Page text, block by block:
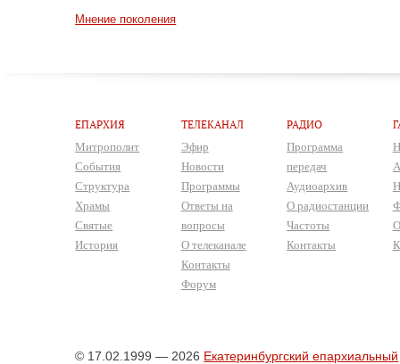
Мнение поколения
ЕПАРХИЯ
Митрополит
События
Структура
Храмы
Святые
История
ТЕЛЕКАНАЛ
Эфир
Новости
Программы
Ответы на
вопросы
О телеканале
Контакты
Форум
РАДИО
Программа
передач
Аудиоархив
О радиостанции
Частоты
Контакты
© 17.02.1999 — 2026 Екатеринбургский епархиальный